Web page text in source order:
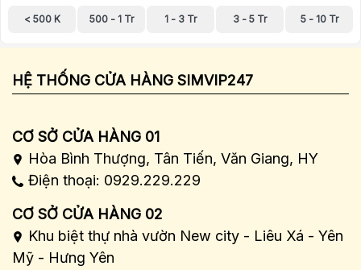
< 500 K 500 - 1 Tr 1 - 3 Tr 3 - 5 Tr 5 - 10 Tr
HỆ THỐNG CỬA HÀNG SIMVIP247
CƠ SỞ CỬA HÀNG 01
Hòa Bình Thượng, Tân Tiến, Văn Giang, HY
Điện thoại: 0929.229.229
CƠ SỞ CỬA HÀNG 02
Khu biệt thự nhà vườn New city - Liêu Xá - Yên
Mỹ - Hưng Yên